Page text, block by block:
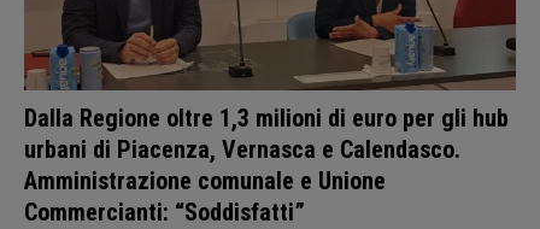
Dalla Regione oltre 1,3 milioni di euro per gli hub
urbani di Piacenza, Vernasca e Calendasco.
Amministrazione comunale e Unione
Commercianti: “Soddisfatti”